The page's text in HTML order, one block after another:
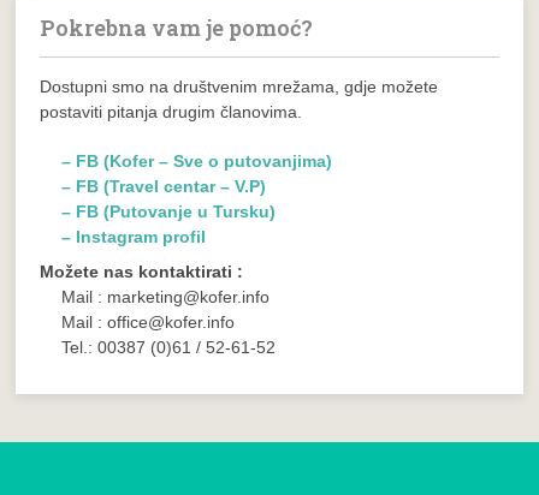
Pokrebna vam je pomoć?
Dostupni smo na društvenim mrežama, gdje možete
postaviti pitanja drugim članovima.
– FB (Kofer – Sve o putovanjima)
– FB (Travel centar – V.P)
– FB (Putovanje u Tursku)
– Instagram profil
Možete nas kontaktirati :
Mail : marketing@kofer.info
Mail : office@kofer.info
Tel.: 00387 (0)61 / 52-61-52